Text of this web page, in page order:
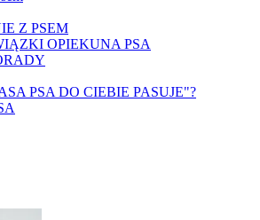
Z PSEM
OPIEKUNA PSA
PSA DO CIEBIE PASUJE"?